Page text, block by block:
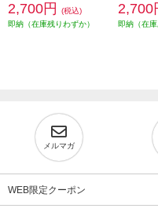
2,700円
(税込)
即納（在庫残りわずか）
2,700
即納（在庫
メルマガ
WEB限定クーポン